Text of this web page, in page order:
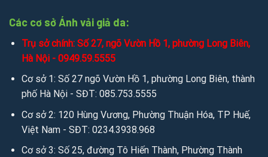
Các cơ sở Ánh vải giả da:
Trụ sở chính: Số 27, ngõ Vườn Hồ 1, phường Long Biên,
Hà Nội - 0949.59.5555
Cơ sở 1: Số 27 ngõ Vườn Hồ 1, phường Long Biên, thành
phố Hà Nội - SĐT: 085.753.5555
Cơ sở 2: 120 Hùng Vương, Phường Thuận Hóa, TP Huế,
Việt Nam - SĐT: 0234.3938.968
Cơ sở 3: Số 25, đường Tô Hiến Thành, Phường Thành